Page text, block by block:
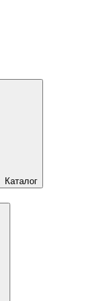
Каталог